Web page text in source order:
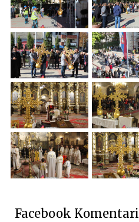
Facebook Komentari